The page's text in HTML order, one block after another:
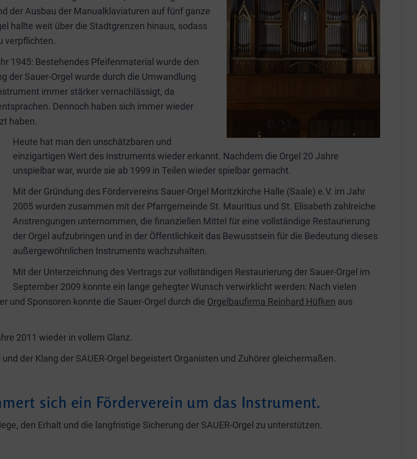
der Ausbau der Manualklaviaturen auf fünf ganze
hallte weit über die Stadtgrenzen hinaus, sodass
verpflichten.
1945: Bestehendes Pfeifenmaterial wurde den
der Sauer-Orgel wurde durch die Umwandlung
immer stärker vernachlässigt, da
Dennoch haben sich immer wieder
haben.
Heute hat man den unschätzbaren und
einzigartigen Wert des Instruments wieder erkannt. Nachdem die Orgel 20 Jahre
unspielbar war, wurde sie ab 1999 in Teilen wieder spielbar gemacht.
Mit der Gründung des Fördervereins Sauer-Orgel Moritzkirche Halle (Saale) e.V. im Jahr
2005 wurden zusammen mit der Pfarrgemeinde St. Mauritius und St. Elisabeth zahlreiche
Anstrengungen unternommen, die finanziellen Mittel für eine vollständige Restaurierung
der Orgel aufzubringen und in der Öffentlichkeit das Bewusstsein für die Bedeutung dieses
außergewöhnlichen Instruments wachzuhalten.
Mit der Unterzeichnung des Vertrags zur vollständigen Restaurierung der Sauer-Orgel im
September 2009 konnte ein lange gehegter Wunsch verwirklicht werden: Nach vielen
und Sponsoren konnte die Sauer-Orgel durch die Orgelbaufirma Reinhard Hüfken aus
2011 wieder in vollem Glanz.
der Klang der SAUER-Orgel begeistert Organisten und Zuhörer gleichermaßen.
sich ein Förderverein um das Instrument.
den Erhalt und die langfristige Sicherung der SAUER-Orgel zu unterstützen.